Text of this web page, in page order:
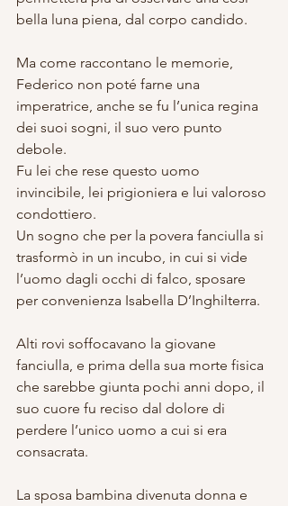
bella luna piena, dal corpo candido.
Ma come raccontano le memorie,
Federico non poté farne una
imperatrice, anche se fu l’unica regina
dei suoi sogni, il suo vero punto
debole.
Fu lei che rese questo uomo
invincibile, lei prigioniera e lui valoroso
condottiero.
Un sogno che per la povera fanciulla si
trasformò in un incubo, in cui si vide
l’uomo dagli occhi di falco, sposare
per convenienza Isabella D’Inghilterra.
Alti rovi soffocavano la giovane
fanciulla, e prima della sua morte fisica
che sarebbe giunta pochi anni dopo, il
suo cuore fu reciso dal dolore di
perdere l’unico uomo a cui si era
consacrata.
La sposa bambina divenuta donna e